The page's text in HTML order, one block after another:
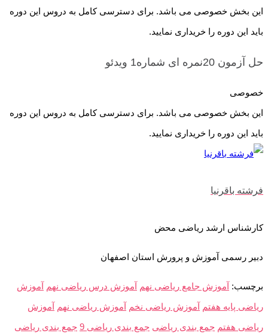
این بخش خصوصی می باشد. برای دسترسی کامل به دروس این دوره
باید این دوره را خریداری نمایید.
حل آزمون 20نمره ای شماره1 ویدئو
خصوصی
این بخش خصوصی می باشد. برای دسترسی کامل به دروس این دوره
باید این دوره را خریداری نمایید.
فرشته باقرنیا
کارشناس ارشد ریاضی محض
دبیر رسمی آموزش و پرورش استان اصفهان
برچسب: آموزش جامع ریاضی نهم آموزش درس ریاضی نهم آموزش
ریاضی پایه هفتم آموزش ریاضی نخم آموزش ریاضی نهم آموزش
ریاضی هفتم جمع بندی ریاضی جمع بندی ریاضی 9 جمع بندی ریاضی